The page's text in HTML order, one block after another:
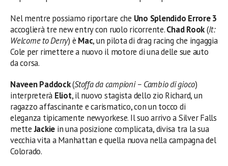
Nel mentre possiamo riportare che Uno Splendido Errore 3
accoglierà tre new entry con ruolo ricorrente.Chad Rook(It:
Welcome to Derry) è Mac, un pilota di drag racing che ingaggia
Cole per rimettere a nuovo il motore di una delle sue auto
da corsa.
Naveen Paddock(Stoffa da campioni – Cambio di gioco)
interpreterà Eliot, il nuovo stagista dello zio Richard, un
ragazzo affascinante e carismatico, con un tocco di
eleganza tipicamente newyorkese. Il suo arrivo a Silver Falls
metteJackie in una posizione complicata, divisa tra la sua
vecchia vita a Manhattan e quella nuova nella campagna del
Colorado.